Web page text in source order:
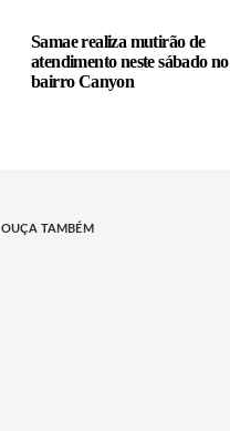
Samae realiza mutirão de
atendimento neste sábado no
bairro Canyon
OUÇA TAMBÉM